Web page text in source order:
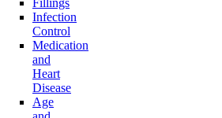
Fillings
Infection
Control
Medication
and
Heart
Disease
Age